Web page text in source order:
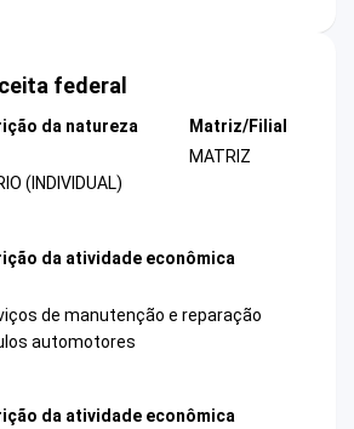
federal
da natureza
(INDIVIDUAL)
Matriz/Filial
MATRIZ
da atividade econômica
de manutenção e reparação
automotores
da atividade econômica